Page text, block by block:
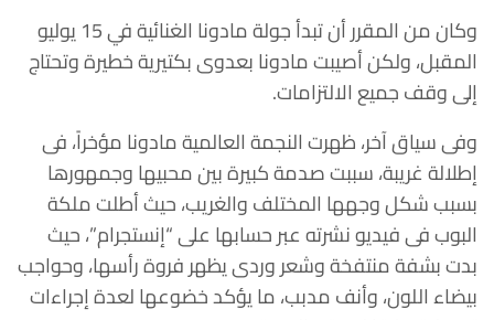
وكان من المقرر أن تبدأ جولة مادونا الغنائية في 15 يوليو
المقبل، ولكن أصيبت مادونا بعدوى بكتيرية خطيرة وتحتاج
إلى وقف جميع الالتزامات.
وفى سياق آخر، ظهرت النجمة العالمية مادونا مؤخراً، فى
إطلالة غريبة، سببت صدمة كبيرة بين محبيها وجمهورها
بسبب شكل وجهها المختلف والغريب، حيث أطلت ملكة
البوب فى فيديو نشرته عبر حسابها على “إنستجرام”، حيث
بدت بشفة منتفخة وشعر وردى يظهر فروة رأسها، وحواجب
بيضاء اللون، وأنف مدبب، ما يؤكد خضوعها لعدة إجراءات